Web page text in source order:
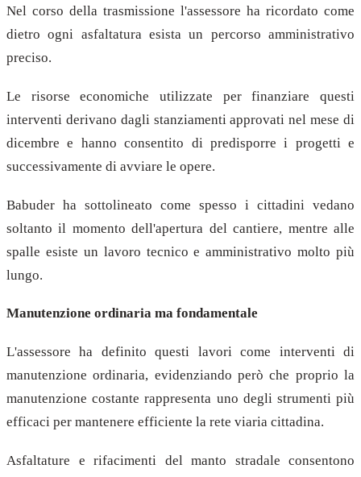
Nel corso della trasmissione l'assessore ha ricordato come
dietro ogni asfaltatura esista un percorso amministrativo
preciso.
Le risorse economiche utilizzate per finanziare questi
interventi derivano dagli stanziamenti approvati nel mese di
dicembre e hanno consentito di predisporre i progetti e
successivamente di avviare le opere.
Babuder ha sottolineato come spesso i cittadini vedano
soltanto il momento dell'apertura del cantiere, mentre alle
spalle esiste un lavoro tecnico e amministrativo molto più
lungo.
Manutenzione ordinaria ma fondamentale
L'assessore ha definito questi lavori come interventi di
manutenzione ordinaria, evidenziando però che proprio la
manutenzione costante rappresenta uno degli strumenti più
efficaci per mantenere efficiente la rete viaria cittadina.
Asfaltature e rifacimenti del manto stradale consentono